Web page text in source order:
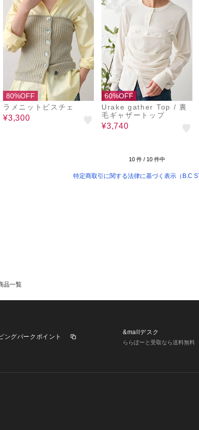
80%OFF
ラメニットビスチェ
¥3,300
60%OFF
Urake gather Top / 裏
毛ギャザートップ
¥3,740
10 件 / 10 件中
特定商取引に関する法律に基づく表示（B.C
品一覧
ングパークポイント
&mallデスク
ららぽーと受取なら送料無料